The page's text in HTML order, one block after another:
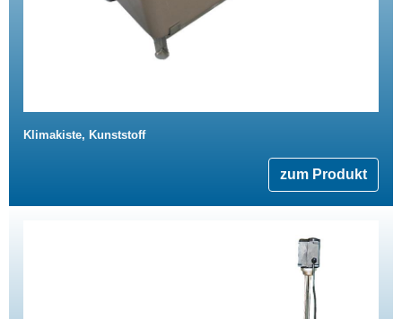
Klimakiste, Kunststoff
zum Produkt